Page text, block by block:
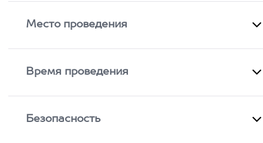
Место проведения
Время проведения
Безопасность